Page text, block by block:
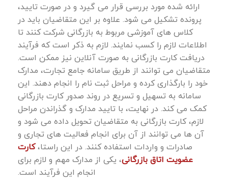
ارائه شده مورد بررسی قرار می ‌گیرد و در صورت تایید،
پرونده تشکیل می ‌شود. علاوه بر این متقاضیان باید در
کلاس ‌های آموزشی مربوط به بازرگانی شرکت کنند تا
اطلاعات لازم را کسب نمایند. لازم به ذکر است که فرآیند
دریافت کارت بازرگانی به صورت آنلاین نیز ممکن است.
متقاضیان می ‌توانند از طریق سامانه جامع تجارت، مدارک
خود را بارگذاری کرده و مراحل ثبت ‌نام را انجام دهند. این
سامانه به تسهیل و تسریع در روند صدور کارت بازرگانی
کمک می ‌کند. در نهایت، با تایید مدارک و گذراندن مراحل
لازم، کارت بازرگانی به متقاضیان تحویل داده می‌ شود و
آن ‌ها می ‌توانند از آن برای انجام فعالیت‌ های تجاری و
صادرات و واردات استفاده کنند. در این راستا،کارت
عضویت اتاق بازرگانی، یکی از مدارک مهم و لازم برای
انجام این فرآیند است.